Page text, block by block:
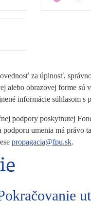
za úplnosť,
alebo obrazovej forme
informácie súhlasom
podpory poskytnutej
umenia má právo
propagacia@fpu.sk.